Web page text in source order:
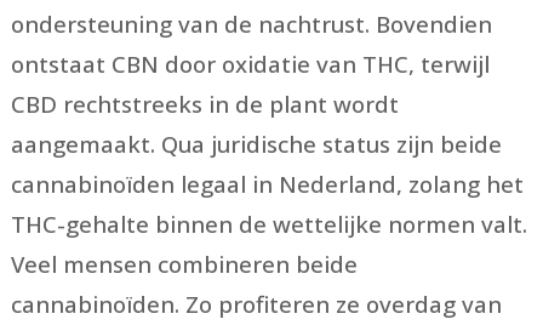
ondersteuning van de nachtrust. Bovendien
ontstaat CBN door oxidatie van THC, terwijl
CBD rechtstreeks in de plant wordt
aangemaakt. Qua juridische status zijn beide
cannabinoïden legaal in Nederland, zolang het
THC-gehalte binnen de wettelijke normen valt.
Veel mensen combineren beide
cannabinoïden. Zo profiteren ze overdag van